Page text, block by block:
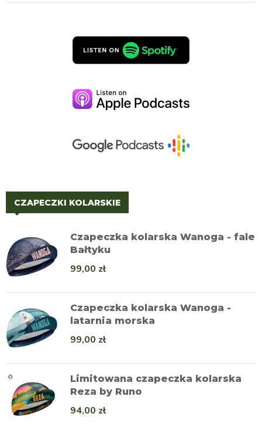
CZAPECZKI KOLARSKIE
Czapeczka kolarska Wanoga - fale
Bałtyku
99,00 zł
Czapeczka kolarska Wanoga -
latarnia morska
99,00 zł
Limitowana czapeczka kolarska
Reza by Runo
94,00 zł